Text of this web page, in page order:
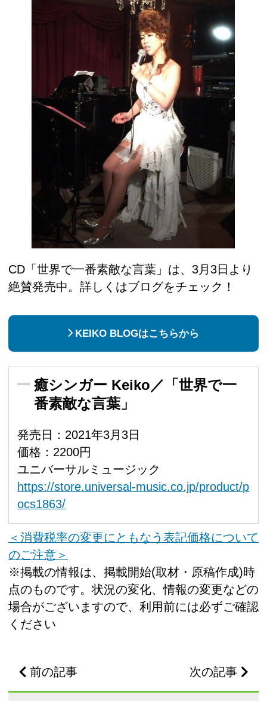
CD「世界で一番素敵な言葉」は、3月3日より
絶賛発売中。詳しくはブログをチェック！
KEIKO BLOGはこちらから
癒シンガー Keiko／「世界で一
番素敵な言葉」
発売日：2021年3月3日
価格：2200円
ユニバーサルミュージック
https://store.universal-music.co.jp/product/p
ocs1863/
＜消費税率の変更にともなう表記価格について
のご注意＞
※掲載の情報は、掲載開始(取材・原稿作成)時
点のものです。状況の変化、情報の変更などの
場合がございますので、利用前には必ずご確認
ください
前の記事 次の記事